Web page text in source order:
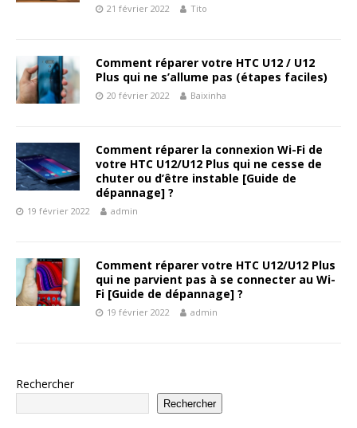
21 février 2022 Tito
Comment réparer votre HTC U12 / U12
Plus qui ne s’allume pas (étapes faciles)
20 février 2022 Baixinha
Comment réparer la connexion Wi-Fi de
votre HTC U12/U12 Plus qui ne cesse de
chuter ou d’être instable [Guide de
dépannage] ?
19 février 2022 admin
Comment réparer votre HTC U12/U12 Plus
qui ne parvient pas à se connecter au Wi-
Fi [Guide de dépannage] ?
19 février 2022 admin
Rechercher
Rechercher